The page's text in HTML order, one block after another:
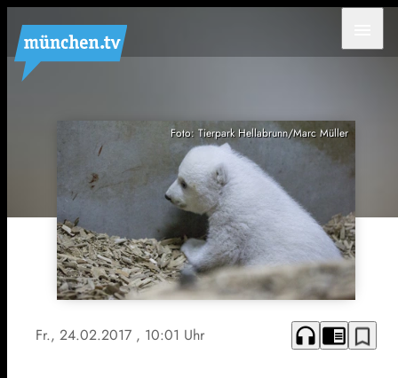
Foto: Tierpark Hellabrunn/Marc Müller
Fr., 24.02.2017 , 10:01 Uhr headphones chrome_reader_mode bookmark_border